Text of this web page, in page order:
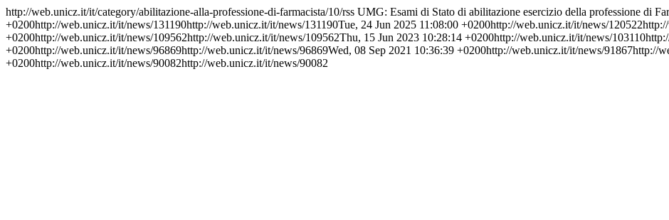
http://web.unicz.it/it/category/abilitazione-alla-professione-di-farmacista/10/rss UMG: Esami di Stato di abilitazione esercizio della professione di
+0200http://web.unicz.it/it/news/131190http://web.unicz.it/it/news/131190Tue, 24 Jun 2025 11:08:00 +0200http://web.unicz.it/it/news/120522
+0200http://web.unicz.it/it/news/109562http://web.unicz.it/it/news/109562Thu, 15 Jun 2023 10:28:14 +0200http://web.unicz.it/it/news/103110
+0200http://web.unicz.it/it/news/96869http://web.unicz.it/it/news/96869Wed, 08 Sep 2021 10:36:39 +0200http://web.unicz.it/it/news/91867http://
+0200http://web.unicz.it/it/news/90082http://web.unicz.it/it/news/90082